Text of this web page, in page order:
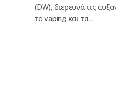
(DW), διερευνά τις
το vaping και τα…